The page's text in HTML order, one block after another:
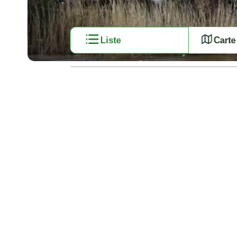
Liste Carte